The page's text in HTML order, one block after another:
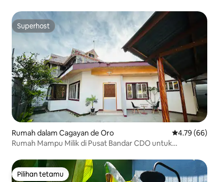
Superhost
Superhost
Rumah dalam Cagayan de Oro Penarafan
4.79 (66)
Rumah Mampu Milik di Pusat Bandar CDO untuk
Pilihan tetamu
Pilihan tetamu